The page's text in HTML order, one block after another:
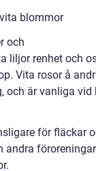
blommor
och
liljor renhet och
Vita rosor å
och är vanliga vid
för fläckar
andra